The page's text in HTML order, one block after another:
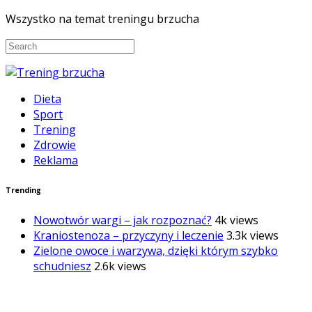
Wszystko na temat treningu brzucha
Dieta
Sport
Trening
Zdrowie
Reklama
Trending
Nowotwór wargi – jak rozpoznać? 4k views
Kraniostenoza – przyczyny i leczenie 3.3k views
Zielone owoce i warzywa, dzięki którym szybko
schudniesz 2.6k views